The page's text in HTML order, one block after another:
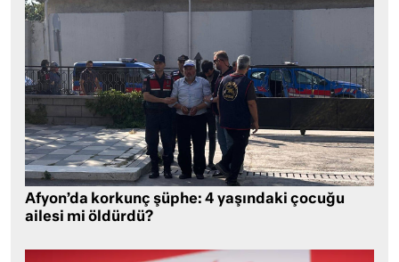
Afyon’da korkunç şüphe: 4 yaşındaki çocuğu
ailesi mi öldürdü?